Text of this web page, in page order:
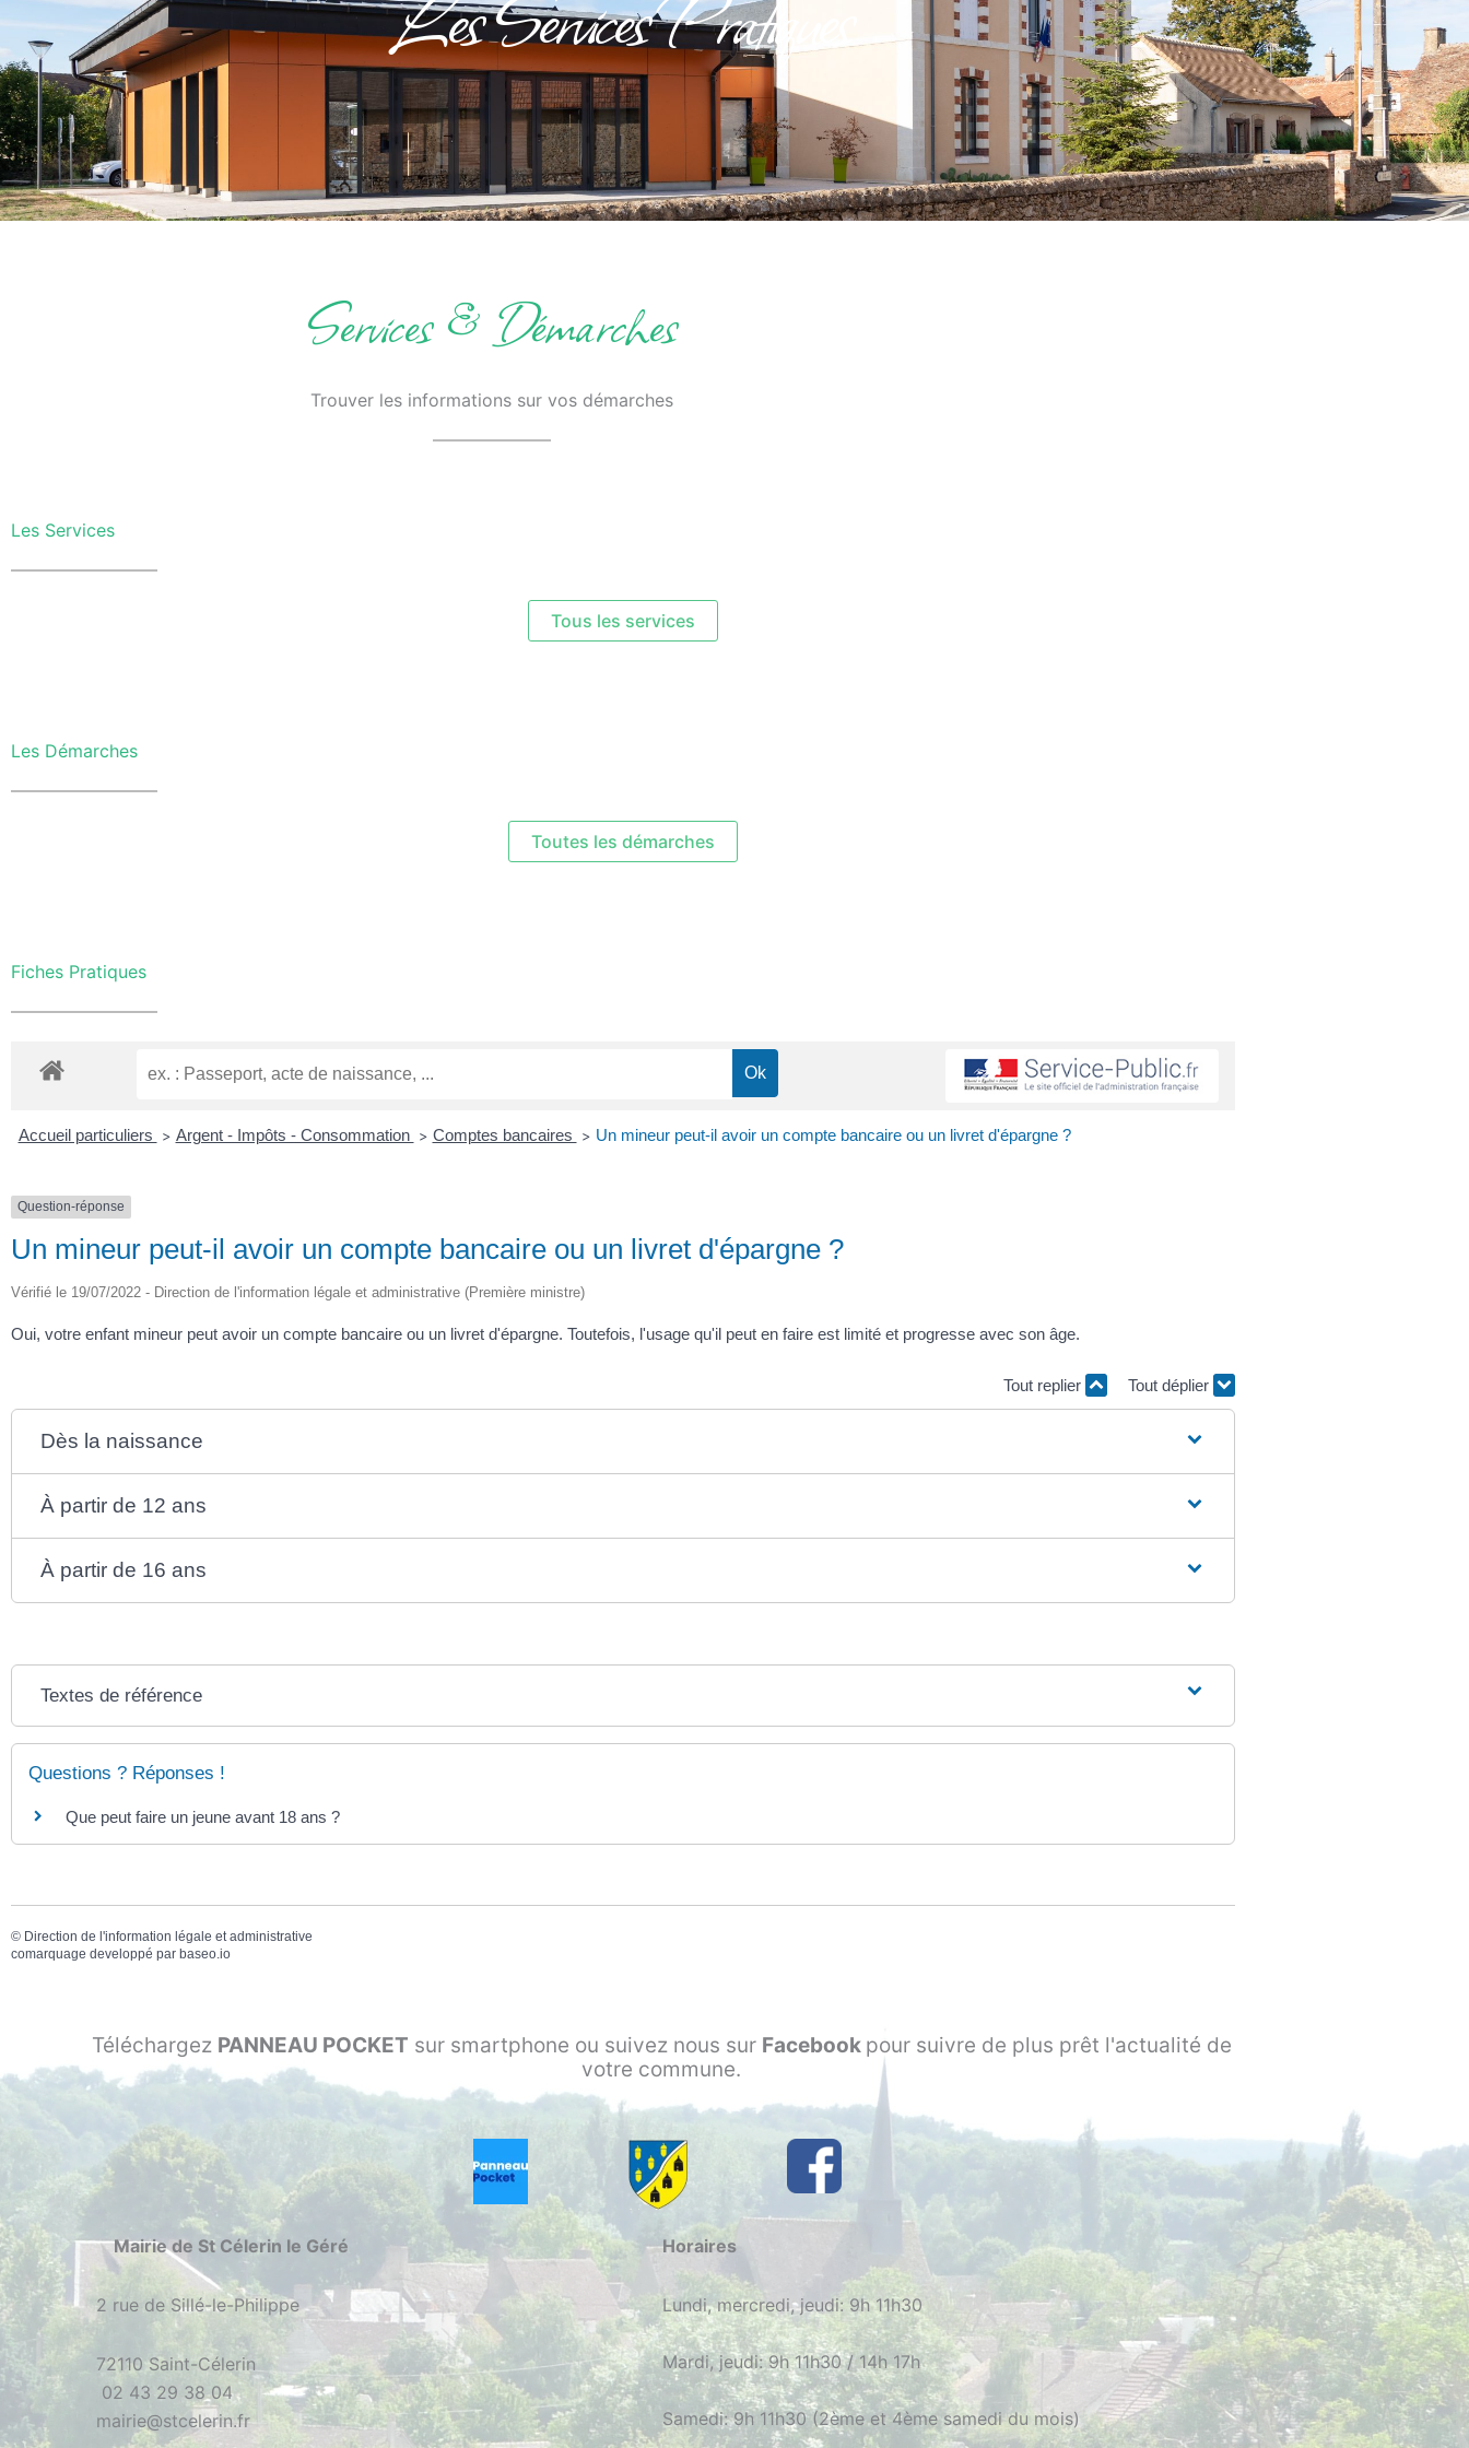
Services & Démarches
Trouver les informations sur vos démarches
Les Services
Tous les services
Les Démarches
Toutes les démarches
Fiches Pratiques
Accueil particuliers > Argent - Impôts - Consommation > Comptes bancaires > Un mineur peut-il avoir un compte bancaire ou un livret d'épargne ?
Question-réponse
Un mineur peut-il avoir un compte bancaire ou un livret d'épargne ?
Vérifié le 19/07/2022 - Direction de l'information légale et administrative (Première ministre)
Oui, votre enfant mineur peut avoir un compte bancaire ou un livret d'épargne. Toutefois, l'usage qu'il peut en faire est limité et progresse avec son âge.
Tout replier Tout déplier
Dès la naissance
À partir de 12 ans
À partir de 16 ans
Textes de référence
Questions ? Réponses !
Que peut faire un jeune avant 18 ans ?
© Direction de l'information légale et administrative
comarquage developpé par baseo.io
Téléchargez PANNEAU POCKET sur smartphone ou suivez nous sur Facebook pour suivre de plus prêt l'actualité de
votre commune.
Mairie de St Célerin le Géré
2 rue de Sillé-le-Philippe
72110 Saint-Célerin
02 43 29 38 04
mairie@stcelerin.fr
Horaires
Lundi, mercredi, jeudi: 9h 11h30
Mardi, jeudi: 9h 11h30 / 14h 17h
Samedi: 9h 11h30 (2ème et 4ème samedi du mois)